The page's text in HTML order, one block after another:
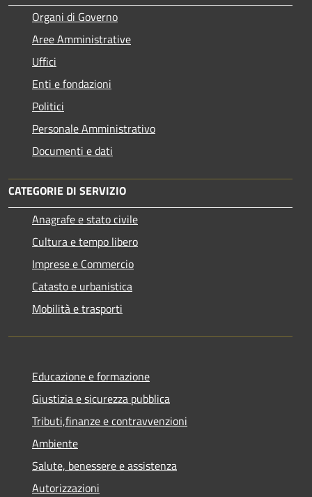
Organi di Governo
Aree Amministrative
Uffici
Enti e fondazioni
Politici
Personale Amministrativo
Documenti e dati
CATEGORIE DI SERVIZIO
Anagrafe e stato civile
Cultura e tempo libero
Imprese e Commercio
Catasto e urbanistica
Mobilità e trasporti
Educazione e formazione
Giustizia e sicurezza pubblica
Tributi,finanze e contravvenzioni
Ambiente
Salute, benessere e assistenza
Autorizzazioni